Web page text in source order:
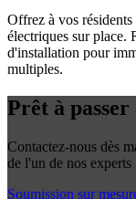
Offrez à vos
électriques sur place.
d'installation pour
multiples.
Prêt à
Contactez-nous dès
de l'un de nos experts
Soumission sur